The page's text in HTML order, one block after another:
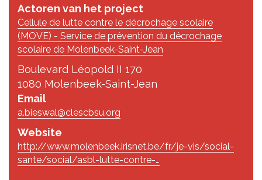
Actoren van het project
Cellule de lutte contre le décrochage scolaire
(MOVE) - Service de prévention du décrochage
scolaire de Molenbeek-Saint-Jean
Boulevard Léopold II 170
1080 Molenbeek-Saint-Jean
Email
a.bieswal@clescbsu.org
Website
http://www.molenbeek.irisnet.be/fr/je-vis/social-
sante/social/asbl-lutte-contre-…